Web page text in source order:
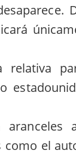
relativa
como el